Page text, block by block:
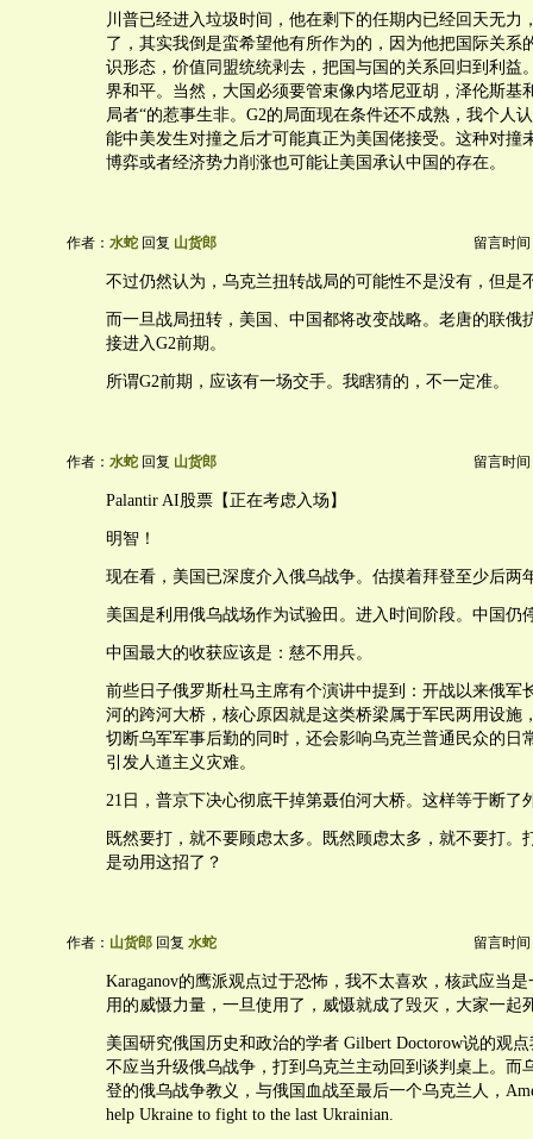
川普已经进入垃圾时间，他在剩下的任期内已经回天无力
了，其实我倒是蛮希望他有所作为的，因为他把国际关系
识形态，价值同盟统统剥去，把国与国的关系回归到利益
界和平。当然，大国必须要管束像内塔尼亚胡，泽伦斯基
局者“的惹事生非。G2的局面现在条件还不成熟，我个人
能中美发生对撞之后才可能真正为美国佬接受。这种对撞
博弈或者经济势力削涨也可能让美国承认中国的存在。
作者： 水蛇 回复 山货郎 留言时间
不过仍然认为，乌克兰扭转战局的可能性不是没有，但是
而一旦战局扭转，美国、中国都将改变战略。老唐的联俄
接进入G2前期。
所谓G2前期，应该有一场交手。我瞎猜的，不一定准。
作者： 水蛇 回复 山货郎 留言时间
Palantir AI股票【正在考虑入场】
明智！
现在看，美国已深度介入俄乌战争。估摸着拜登至少后两
美国是利用俄乌战场作为试验田。进入时间阶段。中国仍
中国最大的收获应该是：慈不用兵。
前些日子俄罗斯杜马主席有个演讲中提到：开战以来俄军
河的跨河大桥，核心原因就是这类桥梁属于军民两用设施
切断乌军军事后勤的同时，还会影响乌克兰普通民众的日
引发人道主义灾难。
21日，普京下决心彻底干掉第聂伯河大桥。这样等于断了
既然要打，就不要顾虑太多。既然顾虑太多，就不要打。
是动用这招了？
作者： 山货郎 回复 水蛇 留言时间
Karaganov的鹰派观点过于恐怖，我不太喜欢，核武应当
用的威慑力量，一旦使用了，威慑就成了毁灭，大家一起
美国研究俄国历史和政治的学者 Gilbert Doctorow说的观
不应当升级俄乌战争，打到乌克兰主动回到谈判桌上。而
登的俄乌战争教义，与俄国血战至最后一个乌克兰人，
help Ukraine to fight to the last Ukrainian.